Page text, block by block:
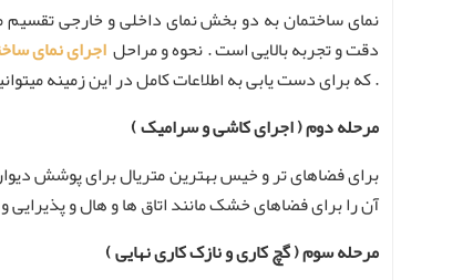
نمای ساختمان به دو بخش نمای داخلی و خارجی تقسیم
دقت و تجربه بالایی است . نحوه و مراحلاجرای نمای
. که برای دست یابی به اطلاعات کامل در این زمینه
مرحله دوم ( اجرای کاشی و سرامیک )
برای فضاهای تر و خیس بهترین متریال برای پوشش
آن را برای فضاهای خشک مانند اتاق ها و هال و
مرحله سوم ( گچ کاری و نازک کاری نهایی )